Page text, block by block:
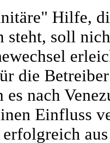
Hilfe,
steht, soll
die
es nach
Einfluss